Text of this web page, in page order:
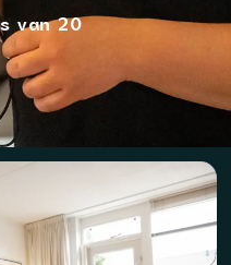
van 20